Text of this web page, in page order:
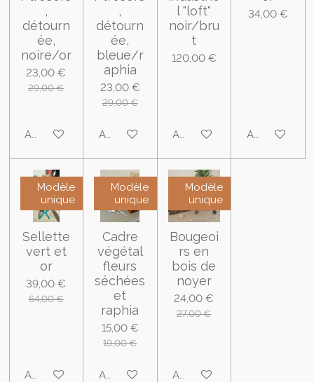
,
détourn
ée,
noire/or
23,00 €
29,00 €
Ajouter au panier
,
détourn
ée,
bleue/r
aphia
23,00 €
29,00 €
Ajouter au panier
l "loft"
noir/bru
t
120,00 €
Ajouter au panier
34,00 €
Ajouter au
Modèle
unique
Sellette
vert et
or
39,00 €
64,00 €
Ajouter au panier
Modèle
unique
Cadre
végétal
fleurs
séchées
et
raphia
15,00 €
19,00 €
Ajouter au panier
Modèle
unique
Bougeoi
rs en
bois de
noyer
24,00 €
27,00 €
Ajouter au panier